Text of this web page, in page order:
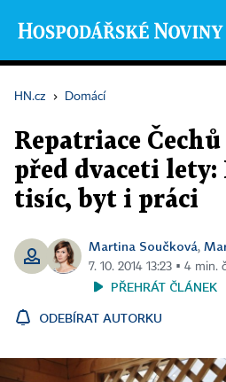
HN.cz › Domácí
Repatriace
před dvaceti lety:
tisíc, byt i práci
Martina Součková,
7. 10. 2014 13:23 ▪ 4 min.
PŘEHRÁT ČLÁNEK
ODEBÍRAT AUTORKU